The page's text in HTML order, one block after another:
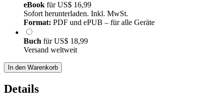
eBook fürUS$ 16,99
Sofort herunterladen. Inkl. MwSt.
Format: PDF und ePUB – für alle Geräte
Buch fürUS$ 18,99
Versand weltweit
In den Warenkorb
Details